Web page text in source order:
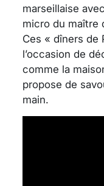
marseillaise
micro du maître
Ces « dîners de
l’occasion de
comme la
propose de
main.